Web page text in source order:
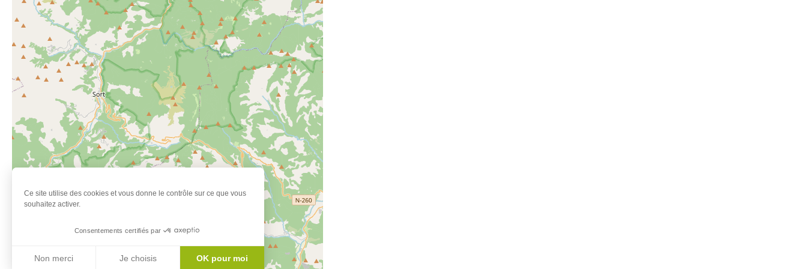
Ce site utilise des cookies et vous donne le contrôle sur ce que vous
souhaitez activer.
Consentements certifiés par
Non merci Je choisis OK pour moi